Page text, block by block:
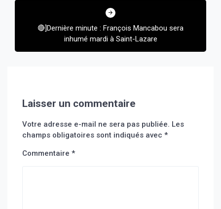
🔴]Dernière minute : François Mancabou sera
inhumé mardi à Saint-Lazare
Laisser un commentaire
Votre adresse e-mail ne sera pas publiée. Les
champs obligatoires sont indiqués avec *
Commentaire *